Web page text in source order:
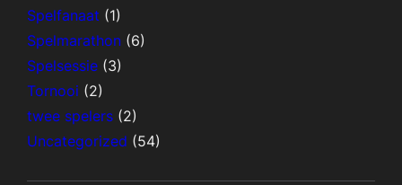
Spelfanaat (1)
Spelmarathon (6)
Spelsessie (3)
Tornooi (2)
twee spelers (2)
Uncategorized (54)